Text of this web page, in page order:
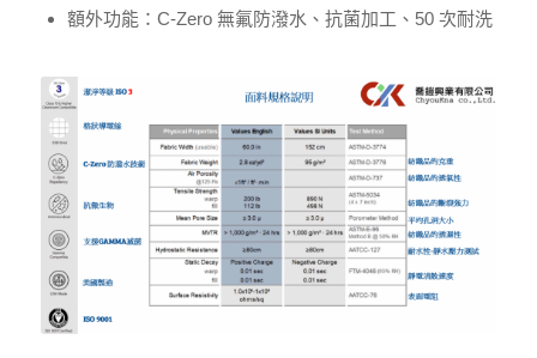
額外功能：C-Zero 無氟防潑水、抗菌加工、50 次耐洗